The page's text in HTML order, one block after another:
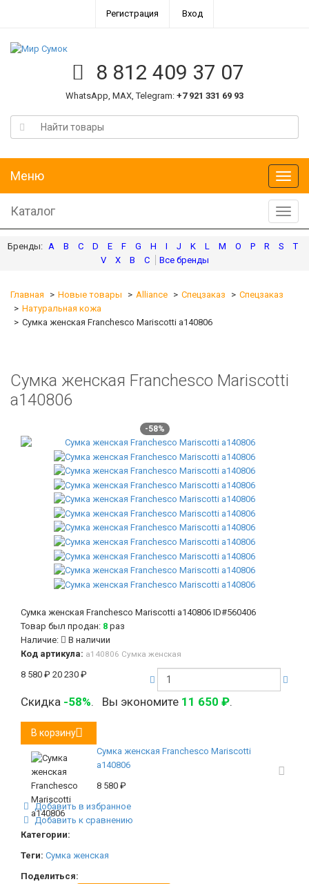
Регистрация Вход
8 812 409 37 07
WhatsApp, MAX, Telegram: +7 921 331 69 93
Меню
Меню
Каталог
A B C D E F G H I J K L M O P R S
T
V
X В С
Главная Новые товары Alliance Спецзаказ
Спецзаказ
Натуральная кожа
Сумка женская Franchesco Mariscotti а140806
Сумка женская Franchesco Mariscotti
а140806
-58%
Сумка женская Franchesco Mariscotti а140806 ID#560406
Товар был продан: 8 раз
Наличие:
В наличии
Код артикула: а140806 Сумка женская
8 580 ₽ 20 230 ₽
Скидка -58%. Вы экономите 11 650 ₽.
В корзину
Сумка женская Franchesco Mariscotti
а140806
8 580 ₽
Добавить в избранное
Добавить к сравнению
Категории:
Теги: Сумка женская
Поделиться: